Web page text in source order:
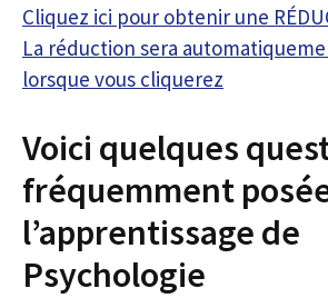
Cliquez ici pour obtenir une
La réduction sera
lorsque vous cliquerez
Voici quelques
fréquemment
l’apprentissage de
Psychologie